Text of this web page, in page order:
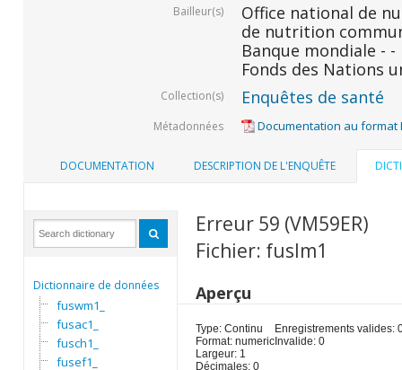
Bailleur(s)
Office national de
de nutrition
Banque mondiale - -
Fonds des Nations
Collection(s) Enquêtes de santé
Métadonnées Documentation au format
DOCUMENTATION DESCRIPTION DE L'ENQUÊTE
Dictionnaire de données
fuswm1_
fusac1_
fusch1_
fusef1_
Erreur 59 (VM59ER)
Fichier: fuslm1
Aperçu
Type: Continu
Format: numeric
Largeur: 1
Décimales: 0
Enregistrements valides:
Invalide: 0